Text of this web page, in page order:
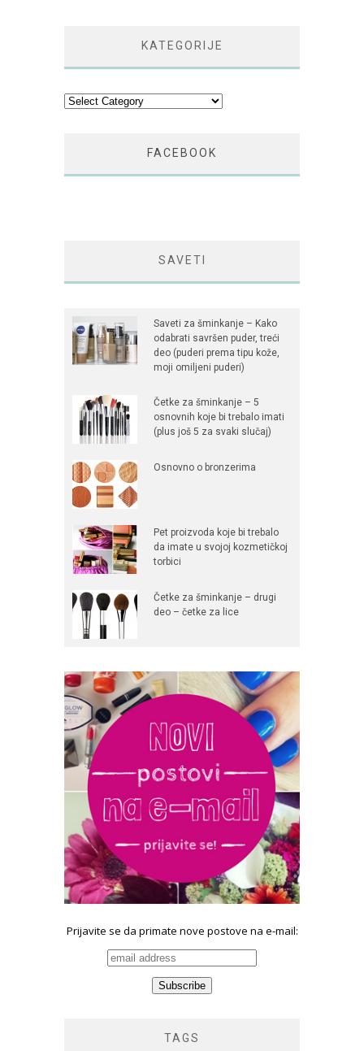
KATEGORIJE
Kategorije
FACEBOOK
SAVETI
Saveti za šminkanje – Kako
odabrati savršen puder, treći
deo (puderi prema tipu kože,
moji omiljeni puderi)
Četke za šminkanje – 5
osnovnih koje bi trebalo imati
(plus još 5 za svaki slučaj)
Osnovno o bronzerima
Pet proizvoda koje bi trebalo
da imate u svojoj kozmetičkoj
torbici
Četke za šminkanje – drugi
deo – četke za lice
Prijavite se da primate nove postove na e-mail:
TAGS